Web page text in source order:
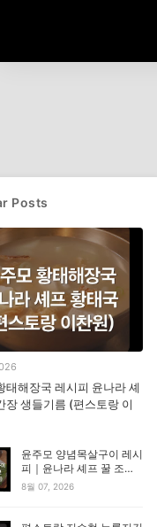
Posts
태해장국 레시피 윤나라 셰
장 생들기름 (편스토랑 이
윤주모 양념목살구이 레시
피｜윤나라 셰프 꿀 조선
간장 정보 (편스토랑 이찬
8월 07, 2026